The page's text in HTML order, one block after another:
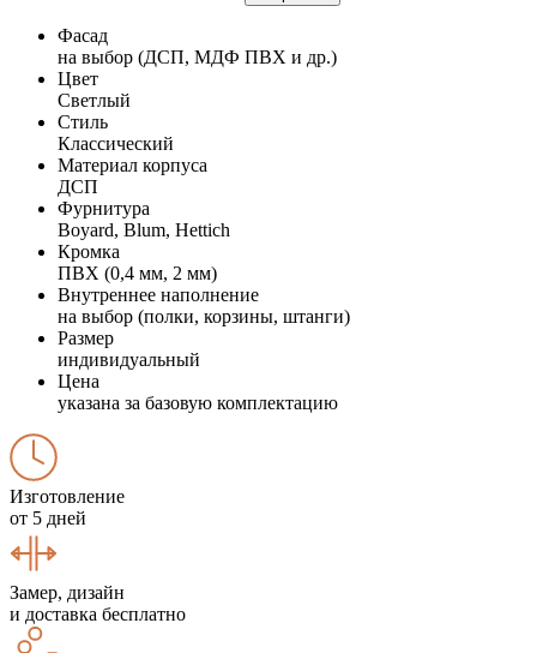
Фасад
на выбор (ДСП, МДФ ПВХ и др.)
Цвет
Светлый
Стиль
Классический
Материал корпуса
ДСП
Фурнитура
Boyard, Blum, Hettich
Кромка
ПВХ (0,4 мм, 2 мм)
Внутреннее наполнение
на выбор (полки, корзины, штанги)
Размер
индивидуальный
Цена
указана за базовую комплектацию
Изготовление
от 5 дней
Замер, дизайн
и доставка бесплатно